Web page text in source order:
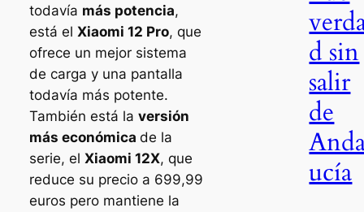
todavía más potencia,
está el Xiaomi 12 Pro, que
ofrece un mejor sistema
de carga y una pantalla
todavía más potente.
También está la versión
más económica de la
serie, el Xiaomi 12X, que
reduce su precio a 699,99
euros pero mantiene la
d sin
salir
de
ucía